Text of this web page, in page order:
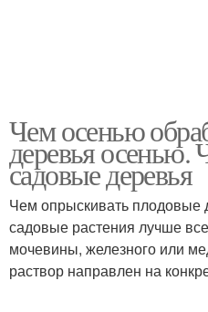
Чем осенью
деревья осенью.
садовые деревья
Чем опрыскивать
садовые растения лучше
мочевины, железного или
раствор направлен на